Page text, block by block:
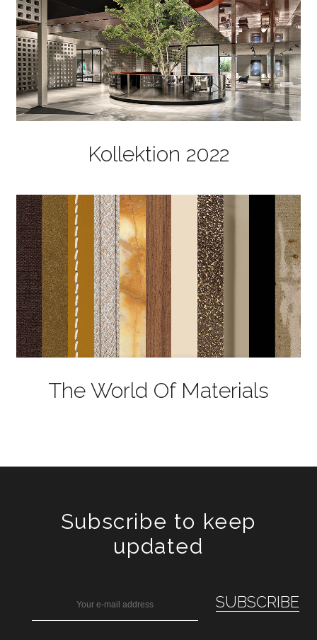
Kollektion 2022
The World Of Materials
Subscribe to keep
updated